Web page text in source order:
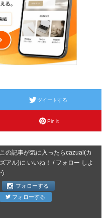
ツイートする
Pin it
この記事が気に入ったらcazual(カ
ズアル)に いいね！ / フォロー しよ
う
フォローする
フォローする